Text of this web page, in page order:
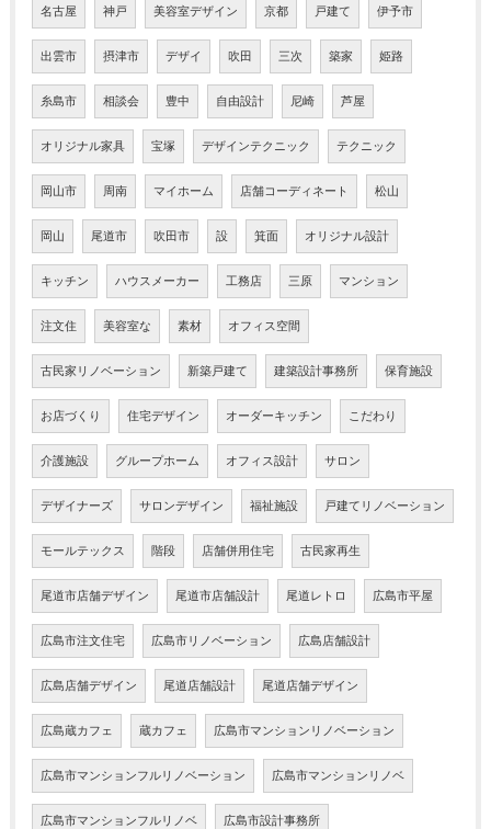
名古屋 神戸 美容室デザイン 京都 戸建て 伊予市
出雲市 摂津市 デザイ 吹田 三次 築家 姫路
糸島市 相談会 豊中 自由設計 尼崎 芦屋
オリジナル家具 宝塚 デザインテクニック テクニック
岡山市 周南 マイホーム 店舗コーディネート 松山
岡山 尾道市 吹田市 設 箕面 オリジナル設計
キッチン ハウスメーカー 工務店 三原 マンション
注文住 美容室な 素材 オフィス空間
古民家リノベーション 新築戸建て 建築設計事務所 保育施設
お店づくり 住宅デザイン オーダーキッチン こだわり
介護施設 グループホーム オフィス設計 サロン
デザイナーズ サロンデザイン 福祉施設 戸建てリノベーション
モールテックス 階段 店舗併用住宅 古民家再生
尾道市店舗デザイン 尾道市店舗設計 尾道レトロ 広島市平屋
広島市注文住宅 広島市リノベーション 広島店舗設計
広島店舗デザイン 尾道店舗設計 尾道店舗デザイン
広島蔵カフェ 蔵カフェ 広島市マンションリノベーション
広島市マンションフルリノベーション 広島市マンションリノベ
広島市マンションフルリノベ 広島市設計事務所